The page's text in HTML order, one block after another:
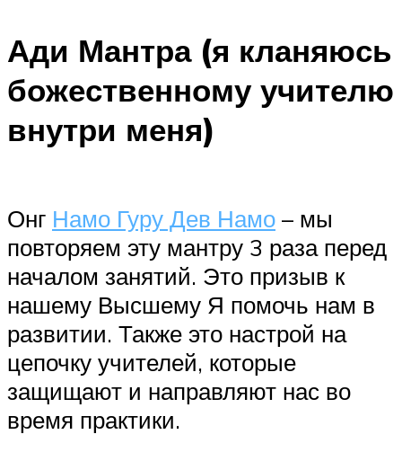
Ади Мантра (я кланяюсь
божественному учителю
внутри меня)
Онг Намо Гуру Дев Намо – мы
повторяем эту мантру 3 раза перед
началом занятий. Это призыв к
нашему Высшему Я помочь нам в
развитии. Также это настрой на
цепочку учителей, которые
защищают и направляют нас во
время практики.